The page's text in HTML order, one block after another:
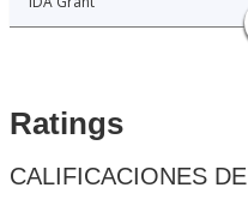
Ratings
CALIFICACIONES